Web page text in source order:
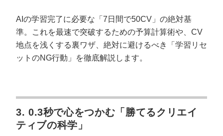
AIの学習完了に必要な「7日間で50CV」の絶対基
準。これを最速で突破するための予算計算術や、CV
地点を浅くする裏ワザ、絶対に避けるべき「学習リセ
ットのNG行動」を徹底解説します。
3. 0.3秒で心をつかむ「勝てるクリエイ
ティブの科学」